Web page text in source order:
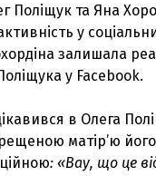
Поліщук та Яна
у
залишала
у Facebook.
в Олега
матір’ю
: «Вау, що це